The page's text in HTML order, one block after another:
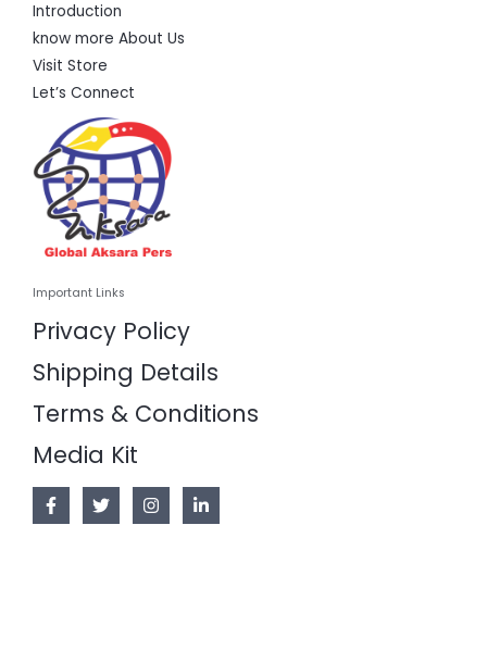
Introduction
know more About Us
Visit Store
Let’s Connect
Important Links
Privacy Policy
Shipping Details
Terms & Conditions
Media Kit